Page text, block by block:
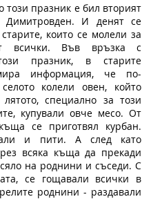
този празник е бил вторият
Димитровден. И денят се
които се молели за
всички. Във връзка с
празник, в старите
информация, че по-
колели овен, който
специално за този
купували овче месо. От
се приготвял курбан.
и пити. А след като
всяка къща да прекади
на роднини и съседи. С
се гощавали всички в
роднини - раздавали